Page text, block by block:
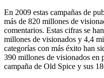
En 2009 estas campañas de
más de 820 millones de
comentarios. Estas cifras se
millones de visionados y 4,4
categorías con más éxito han
390 millones de visionados en
campaña de Old Spice y sus